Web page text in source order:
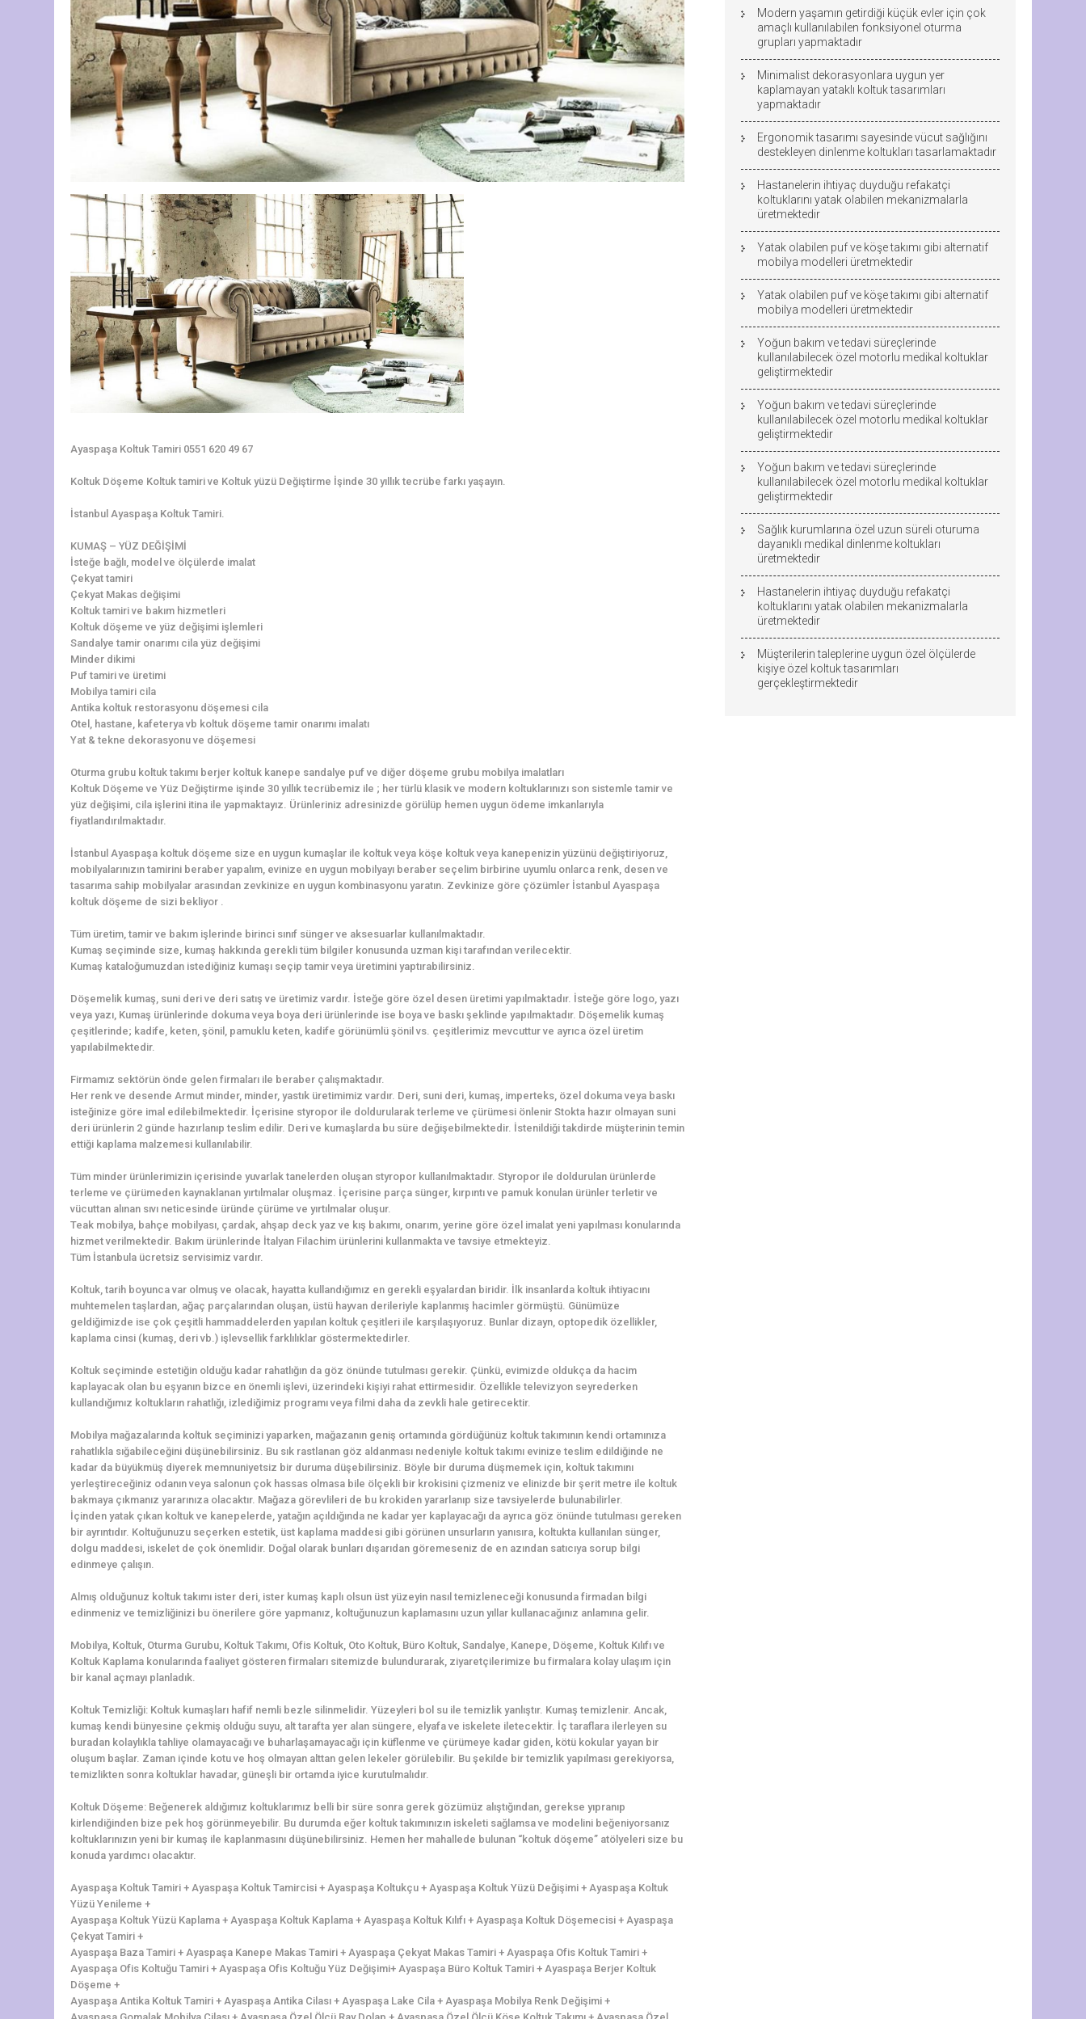
Ayaspaşa Koltuk Tamiri 0551 620 49 67
Koltuk Döşeme Koltuk tamiri ve Koltuk yüzü Değiştirme İşinde 30 yıllık tecrübe farkı yaşayın.
İstanbul Ayaspaşa Koltuk Tamiri.
KUMAŞ – YÜZ DEĞİŞİMİ
İsteğe bağlı, model ve ölçülerde imalat
Çekyat tamiri
Çekyat Makas değişimi
Koltuk tamiri ve bakım hizmetleri
Koltuk döşeme ve yüz değişimi işlemleri
Sandalye tamir onarımı cila yüz değişimi
Minder dikimi
Puf tamiri ve üretimi
Mobilya tamiri cila
Antika koltuk restorasyonu döşemesi cila
Otel, hastane, kafeterya vb koltuk döşeme tamir onarımı imalatı
Yat & tekne dekorasyonu ve döşemesi
Oturma grubu koltuk takımı berjer koltuk kanepe sandalye puf ve diğer döşeme grubu mobilya imalatları
Koltuk Döşeme ve Yüz Değiştirme işinde 30 yıllık tecrübemiz ile ; her türlü klasik ve modern koltuklarınızı son sistemle tamir ve
yüz değişimi, cila işlerini itina ile yapmaktayız. Ürünleriniz adresinizde görülüp hemen uygun ödeme imkanlarıyla
fiyatlandırılmaktadır.
İstanbul Ayaspaşa koltuk döşeme size en uygun kumaşlar ile koltuk veya köşe koltuk veya kanepenizin yüzünü değiştiriyoruz,
mobilyalarınızın tamirini beraber yapalım, evinize en uygun mobilyayı beraber seçelim birbirine uyumlu onlarca renk, desen ve
tasarıma sahip mobilyalar arasından zevkinize en uygun kombinasyonu yaratın. Zevkinize göre çözümler İstanbul Ayaspaşa
koltuk döşeme de sizi bekliyor .
Tüm üretim, tamir ve bakım işlerinde birinci sınıf sünger ve aksesuarlar kullanılmaktadır.
Kumaş seçiminde size, kumaş hakkında gerekli tüm bilgiler konusunda uzman kişi tarafından verilecektir.
Kumaş kataloğumuzdan istediğiniz kumaşı seçip tamir veya üretimini yaptırabilirsiniz.
Döşemelik kumaş, suni deri ve deri satış ve üretimiz vardır. İsteğe göre özel desen üretimi yapılmaktadır. İsteğe göre logo, yazı
veya yazı, Kumaş ürünlerinde dokuma veya boya deri ürünlerinde ise boya ve baskı şeklinde yapılmaktadır. Döşemelik kumaş
çeşitlerinde; kadife, keten, şönil, pamuklu keten, kadife görünümlü şönil vs. çeşitlerimiz mevcuttur ve ayrıca özel üretim
yapılabilmektedir.
Firmamız sektörün önde gelen firmaları ile beraber çalışmaktadır.
Her renk ve desende Armut minder, minder, yastık üretimimiz vardır. Deri, suni deri, kumaş, imperteks, özel dokuma veya baskı
isteğinize göre imal edilebilmektedir. İçerisine styropor ile doldurularak terleme ve çürümesi önlenir Stokta hazır olmayan suni
deri ürünlerin 2 günde hazırlanıp teslim edilir. Deri ve kumaşlarda bu süre değişebilmektedir. İstenildiği takdirde müşterinin temin
ettiği kaplama malzemesi kullanılabilir.
Tüm minder ürünlerimizin içerisinde yuvarlak tanelerden oluşan styropor kullanılmaktadır. Styropor ile doldurulan ürünlerde
terleme ve çürümeden kaynaklanan yırtılmalar oluşmaz. İçerisine parça sünger, kırpıntı ve pamuk konulan ürünler terletir ve
vücuttan alınan sıvı neticesinde üründe çürüme ve yırtılmalar oluşur.
Teak mobilya, bahçe mobilyası, çardak, ahşap deck yaz ve kış bakımı, onarım, yerine göre özel imalat yeni yapılması konularında
hizmet verilmektedir. Bakım ürünlerinde İtalyan Filachim ürünlerini kullanmakta ve tavsiye etmekteyiz.
Tüm İstanbula ücretsiz servisimiz vardır.
Koltuk, tarih boyunca var olmuş ve olacak, hayatta kullandığımız en gerekli eşyalardan biridir. İlk insanlarda koltuk ihtiyacını
muhtemelen taşlardan, ağaç parçalarından oluşan, üstü hayvan derileriyle kaplanmış hacimler görmüştü. Günümüze
geldiğimizde ise çok çeşitli hammaddelerden yapılan koltuk çeşitleri ile karşılaşıyoruz. Bunlar dizayn, optopedik özellikler,
kaplama cinsi (kumaş, deri vb.) işlevsellik farklılıklar göstermektedirler.
Koltuk seçiminde estetiğin olduğu kadar rahatlığın da göz önünde tutulması gerekir. Çünkü, evimizde oldukça da hacim
kaplayacak olan bu eşyanın bizce en önemli işlevi, üzerindeki kişiyi rahat ettirmesidir. Özellikle televizyon seyrederken
kullandığımız koltukların rahatlığı, izlediğimiz programı veya filmi daha da zevkli hale getirecektir.
Mobilya mağazalarında koltuk seçiminizi yaparken, mağazanın geniş ortamında gördüğünüz koltuk takımının kendi ortamınıza
rahatlıkla sığabileceğini düşünebilirsiniz. Bu sık rastlanan göz aldanması nedeniyle koltuk takımı evinize teslim edildiğinde ne
kadar da büyükmüş diyerek memnuniyetsiz bir duruma düşebilirsiniz. Böyle bir duruma düşmemek için, koltuk takımını
yerleştireceğiniz odanın veya salonun çok hassas olmasa bile ölçekli bir krokisini çizmeniz ve elinizde bir şerit metre ile koltuk
bakmaya çıkmanız yararınıza olacaktır. Mağaza görevlileri de bu krokiden yararlanıp size tavsiyelerde bulunabilirler.
İçinden yatak çıkan koltuk ve kanepelerde, yatağın açıldığında ne kadar yer kaplayacağı da ayrıca göz önünde tutulması gereken
bir ayrıntıdır. Koltuğunuzu seçerken estetik, üst kaplama maddesi gibi görünen unsurların yanısıra, koltukta kullanılan sünger,
dolgu maddesi, iskelet de çok önemlidir. Doğal olarak bunları dışarıdan göremeseniz de en azından satıcıya sorup bilgi
edinmeye çalışın.
Almış olduğunuz koltuk takımı ister deri, ister kumaş kaplı olsun üst yüzeyin nasıl temizleneceği konusunda firmadan bilgi
edinmeniz ve temizliğinizi bu önerilere göre yapmanız, koltuğunuzun kaplamasını uzun yıllar kullanacağınız anlamına gelir.
Mobilya, Koltuk, Oturma Gurubu, Koltuk Takımı, Ofis Koltuk, Oto Koltuk, Büro Koltuk, Sandalye, Kanepe, Döşeme, Koltuk Kılıfı ve
Koltuk Kaplama konularında faaliyet gösteren firmaları sitemizde bulundurarak, ziyaretçilerimize bu firmalara kolay ulaşım için
bir kanal açmayı planladık.
Koltuk Temizliği: Koltuk kumaşları hafif nemli bezle silinmelidir. Yüzeyleri bol su ile temizlik yanlıştır. Kumaş temizlenir. Ancak,
kumaş kendi bünyesine çekmiş olduğu suyu, alt tarafta yer alan süngere, elyafa ve iskelete iletecektir. İç taraflara ilerleyen su
buradan kolaylıkla tahliye olamayacağı ve buharlaşamayacağı için küflenme ve çürümeye kadar giden, kötü kokular yayan bir
oluşum başlar. Zaman içinde kotu ve hoş olmayan alttan gelen lekeler görülebilir. Bu şekilde bir temizlik yapılması gerekiyorsa,
temizlikten sonra koltuklar havadar, güneşli bir ortamda iyice kurutulmalıdır.
Koltuk Döşeme: Beğenerek aldığımız koltuklarımız belli bir süre sonra gerek gözümüz alıştığından, gerekse yıpranıp
kirlendiğinden bize pek hoş görünmeyebilir. Bu durumda eğer koltuk takımınızın iskeleti sağlamsa ve modelini beğeniyorsanız
koltuklarınızın yeni bir kumaş ile kaplanmasını düşünebilirsiniz. Hemen her mahallede bulunan “koltuk döşeme” atölyeleri size bu
konuda yardımcı olacaktır.
Ayaspaşa Koltuk Tamiri + Ayaspaşa Koltuk Tamircisi + Ayaspaşa Koltukçu + Ayaspaşa Koltuk Yüzü Değişimi + Ayaspaşa Koltuk
Yüzü Yenileme +
Ayaspaşa Koltuk Yüzü Kaplama + Ayaspaşa Koltuk Kaplama + Ayaspaşa Koltuk Kılıfı + Ayaspaşa Koltuk Döşemecisi + Ayaspaşa
Çekyat Tamiri +
Ayaspaşa Baza Tamiri + Ayaspaşa Kanepe Makas Tamiri + Ayaspaşa Çekyat Makas Tamiri + Ayaspaşa Ofis Koltuk Tamiri +
Ayaspaşa Ofis Koltuğu Tamiri + Ayaspaşa Ofis Koltuğu Yüz Değişimi+ Ayaspaşa Büro Koltuk Tamiri + Ayaspaşa Berjer Koltuk
Döşeme +
Ayaspaşa Antika Koltuk Tamiri + Ayaspaşa Antika Cilası + Ayaspaşa Lake Cila + Ayaspaşa Mobilya Renk Değişimi +
Modern yaşamın getirdiği küçük evler için çok
amaçlı kullanılabilen fonksiyonel oturma
grupları yapmaktadır
Minimalist dekorasyonlara uygun yer
kaplamayan yataklı koltuk tasarımları
yapmaktadır
Ergonomik tasarımı sayesinde vücut sağlığını
destekleyen dinlenme koltukları tasarlamaktadır
Hastanelerin ihtiyaç duyduğu refakatçi
koltuklarını yatak olabilen mekanizmalarla
üretmektedir
Yatak olabilen puf ve köşe takımı gibi alternatif
mobilya modelleri üretmektedir
Yatak olabilen puf ve köşe takımı gibi alternatif
mobilya modelleri üretmektedir
Yoğun bakım ve tedavi süreçlerinde
kullanılabilecek özel motorlu medikal koltuklar
geliştirmektedir
Yoğun bakım ve tedavi süreçlerinde
kullanılabilecek özel motorlu medikal koltuklar
geliştirmektedir
Yoğun bakım ve tedavi süreçlerinde
kullanılabilecek özel motorlu medikal koltuklar
geliştirmektedir
Sağlık kurumlarına özel uzun süreli oturuma
dayanıklı medikal dinlenme koltukları
üretmektedir
Hastanelerin ihtiyaç duyduğu refakatçi
koltuklarını yatak olabilen mekanizmalarla
üretmektedir
Müşterilerin taleplerine uygun özel ölçülerde
kişiye özel koltuk tasarımları
gerçekleştirmektedir